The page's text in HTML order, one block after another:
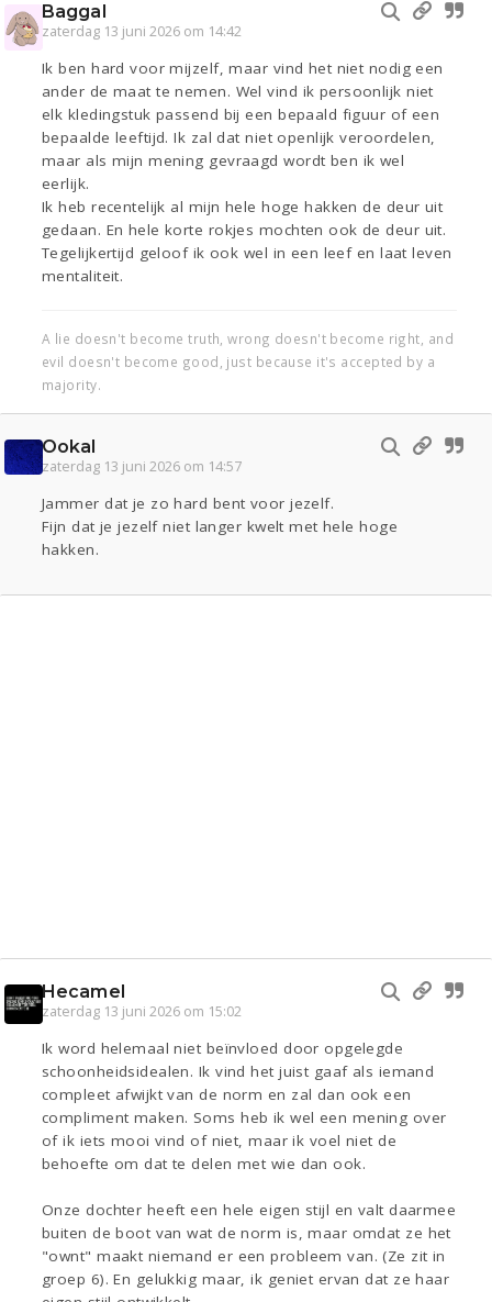
Baggal
zaterdag 13 juni 2026 om 14:42
Ik ben hard voor mijzelf, maar vind het niet nodig een
ander de maat te nemen. Wel vind ik persoonlijk niet
elk kledingstuk passend bij een bepaald figuur of een
bepaalde leeftijd. Ik zal dat niet openlijk veroordelen,
maar als mijn mening gevraagd wordt ben ik wel
eerlijk.
Ik heb recentelijk al mijn hele hoge hakken de deur uit
gedaan. En hele korte rokjes mochten ook de deur uit.
Tegelijkertijd geloof ik ook wel in een leef en laat leven
mentaliteit.
A lie doesn't become truth, wrong doesn't become right, and
evil doesn't become good, just because it's accepted by a
majority.
Ookal
zaterdag 13 juni 2026 om 14:57
Jammer dat je zo hard bent voor jezelf.
Fijn dat je jezelf niet langer kwelt met hele hoge
hakken.
Hecamel
zaterdag 13 juni 2026 om 15:02
Ik word helemaal niet beïnvloed door opgelegde
schoonheidsidealen. Ik vind het juist gaaf als iemand
compleet afwijkt van de norm en zal dan ook een
compliment maken. Soms heb ik wel een mening over
of ik iets mooi vind of niet, maar ik voel niet de
behoefte om dat te delen met wie dan ook.
Onze dochter heeft een hele eigen stijl en valt daarmee
buiten de boot van wat de norm is, maar omdat ze het
"ownt" maakt niemand er een probleem van. (Ze zit in
groep 6). En gelukkig maar, ik geniet ervan dat ze haar